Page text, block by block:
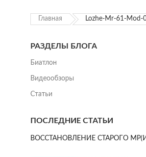
Главная Lozhe-Mr-61-Mod-
РАЗДЕЛЫ БЛОГА
Биатлон
Видеообзоры
Статьи
ПОСЛЕДНИЕ СТАТЬИ
ВОССТАНОВЛЕНИЕ СТАРОГО